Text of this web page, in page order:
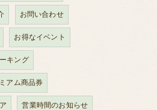
お問い合わせ
お得なイベント
キング
アム商品券
営業時間のお知らせ